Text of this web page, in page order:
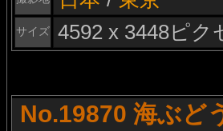
サイズ 4592 x 3448ピク
No.19870 海ぶど